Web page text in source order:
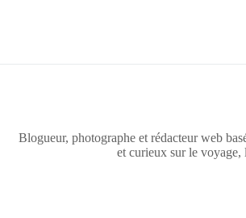
Blogueur, photographe et rédacteur web
et curieux sur le